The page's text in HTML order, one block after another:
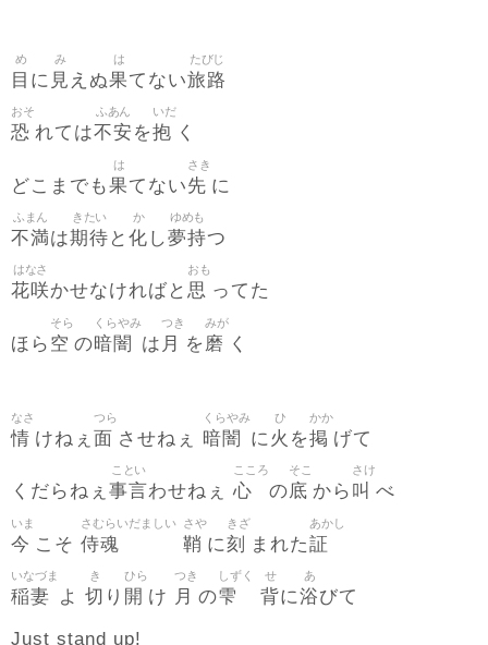
目
め
に 見
み
えぬ果
は
てない旅路
たびじ
恐
おそ
れては不安
ふあん
を抱
いだ
く
どこまでも果
は
てない先
さき
に
不満
ふまん
は期待
きたい
と 化
か
し夢持
ゆめも
つ
花咲
はなさ
かせなければと 思
おも
ってた
ほら 空
そら
の暗闇
くらやみ
は 月
つき
を 磨
みが
く
情
なさ
けねぇ 面
つら
させねぇ 暗闇
くらやみ
に火
ひ
を掲
かか
げて
くだらねぇ 事言
ことい
わせねぇ 心
こころ
の底
そこ
から 叫
さけ
べ
今
いま
こそ 侍魂
さむらいだましい
鞘
さや
に刻
きざ
まれた証
あかし
稲妻
いなづま
よ 切
き
り 開
ひら
け 月
つき
の雫
しずく
背
せ
に浴
あ
びて
Just stand up!